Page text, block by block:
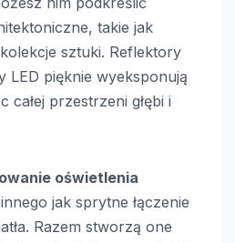
takie jak
sztuki. Reflektory
LED pięknie wyeksponują
całej przestrzeni głębi i
oświetlenia
jak sprytne łączenie
Razem stworzą one